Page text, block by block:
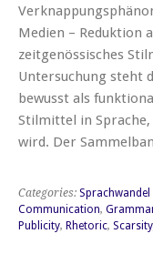
Medien – Reduktion
zeitgenössisches
Untersuchung steht
bewusst als
Stilmittel in
wird. Der
Categories:
Communication,
Publicity, Rhetoric, Scarsity